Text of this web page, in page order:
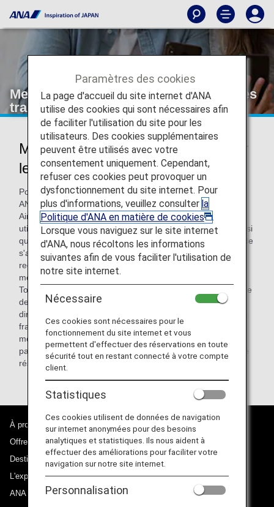
Mesures prises par ANA pour éviter les
transactions frauduleuses
Mesures prises par ANA pour éviter
les transactions frauduleuses
Pour prévenir l’utilisation frauduleuse de cartes de crédit,
ANA renforce ses mesures de sécurité.
Ainsi, ANA pourra demander au détenteur d'une carte
utilisée pour l'achat d'un billet, de présenter ladite carte ainsi
qu'une pièce d'identité (en caractères alphabétiques) afin de
s'assurer de la légitimité de la transaction. Les passagers
recevront à l'avance un message pour les informer de ces
mesures.
Toutefois, en cas de réservation de dernière minute, la carte
de crédit et la pièce d'identité pourront être demandées
directement à l'aéroport, le jour du départ. Si une utilisation
frauduleuse de carte est détectée et qu'ANA n'a pas les
moyens de vérifier, la réservation sera annulée et le
passager ne pourra pas embarquer sur le vol ANA qui a été
réservé.
À propos d'ANA
Offres et annonces
Destinations desservies
L'expérience ANA
ANA Mileage Club
Paramètres des cookies
La page d'accueil du site internet d'ANA
utilise des cookies qui sont nécessaires afin
de faciliter l'utilisation du site pour les
utilisateurs. Des cookies supplémentaires
peuvent être utilisés avec votre
consentement uniquement. Cependant,
refuser ces cookies peut provoquer un
dysfonctionnement du site internet. Pour
plus d'informations, veuillez consulter la
Politique d'ANA en matière de cookies
.
Lorsque vous naviguez sur le site internet
d'ANA, nous récoltons les informations
suivantes afin de vous faciliter l'utilisation de
notre site internet.
Nécessaire
Ces cookies sont nécessaires pour le
fonctionnement du site internet et vous
permettent d'effectuer des réservations en toute
sécurité tout en restant connecté à votre compte
client.
Statistiques
Ces cookies utilisent de données de navigation
sur internet anonymées pour des besoins
analytiques et statistiques. Ils nous aident à
effectuer des améliorations pour faciliter votre
navigation sur notre site internet.
Personnalisation